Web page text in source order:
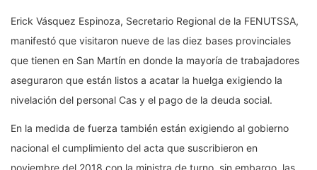
Erick Vásquez Espinoza, Secretario Regional de la FENUTSSA,
manifestó que visitaron nueve de las diez bases provinciales
que tienen en San Martín en donde la mayoría de trabajadores
aseguraron que están listos a acatar la huelga exigiendo la
nivelación del personal Cas y el pago de la deuda social.
En la medida de fuerza también están exigiendo al gobierno
nacional el cumplimiento del acta que suscribieron en